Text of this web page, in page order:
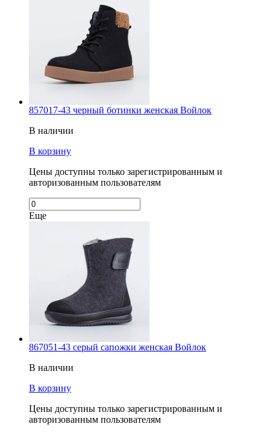
857017-43 черный ботинки женская Войлок
В наличии
В корзину
Цены доступны только зарегистрированным и
авторизованным пользователям
Еще
867051-43 серый сапожки женская Войлок
В наличии
В корзину
Цены доступны только зарегистрированным и
авторизованным пользователям